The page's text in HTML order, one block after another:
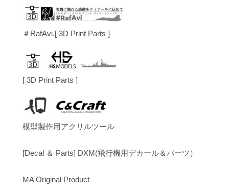
＃RafAvi.[ 3D Print Parts ]
[ 3D Print Parts ]
模型製作用アクリルツール
[Decal ＆ Parts] DXM(飛行機用デカール＆パーツ）
MA Original Product